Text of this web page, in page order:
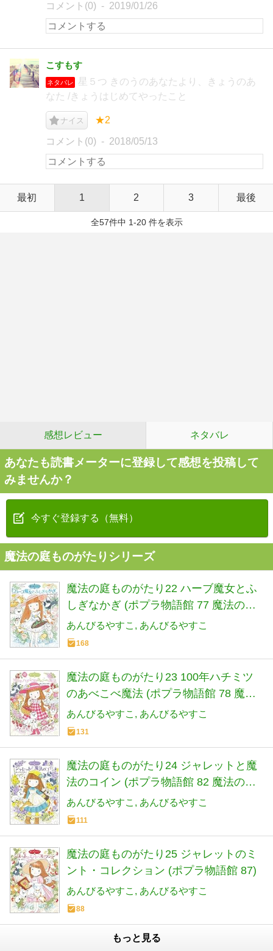
コメント(0) 2019/01/26
こすもす
ネタバレ
星５つ きのうのあなたより、きょうのあ
なた /きょうはじめてやったこと
ナイス ★2
コメント(0) 2018/05/13
最初 1 2 3 最後
全57件中 1-20 件を表示
感想レビュー ネタバレ
あなたも読書メーターに登録して感想を投稿して
みませんか？
今すぐ登録する（無料）
魔法の庭ものがたりシリーズ
魔法の庭ものがたり22 ハーブ魔女とふ
しぎなかぎ (ポプラ物語館 77 魔法の庭
ものがたり 22)
あんびるやすこ あんびるやすこ
168
魔法の庭ものがたり23 100年ハチミツ
のあべこべ魔法 (ポプラ物語館 78 魔法
の庭ものがたり 23)
あんびるやすこ あんびるやすこ
131
魔法の庭ものがたり24 ジャレットと魔
法のコイン (ポプラ物語館 82 魔法の庭
ものがたり 24)
あんびるやすこ あんびるやすこ
111
魔法の庭ものがたり25 ジャレットのミ
ント・コレクション (ポプラ物語館 87)
あんびるやすこ あんびるやすこ
88
もっと見る